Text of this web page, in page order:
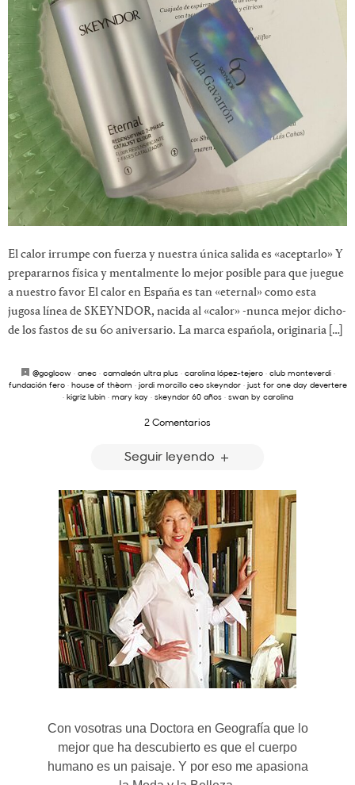
El calor irrumpe con fuerza y nuestra única salida es «aceptarlo» Y
prepararnos física y mentalmente lo mejor posible para que juegue
a nuestro favor El calor en España es tan «eternal» como esta
jugosa línea de SKEYNDOR, nacida al «calor» -nunca mejor dicho-
de los fastos de su 60 aniversario. La marca española, originaria […]
@gogloow· anec· camaleón ultra plus· carolina lópez-tejero· club monteverdi·
fundación fero· house of thèom · jordi morcillo ceo skeyndor· just for one day devertere
· kigriz lubin· mary kay· skeyndor 60 años· swan by carolina
2 Comentarios
Seguir leyendo
Con vosotras una Doctora en Geografía que lo
mejor que ha descubierto es que el cuerpo
humano es un paisaje. Y por eso me apasiona